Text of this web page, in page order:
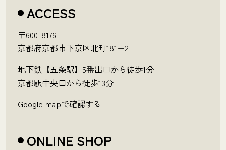
ACCESS
〒600-8176
京都府京都市下京区北町181−2
地下鉄【五条駅】5番出口から徒歩1分
京都駅中央口から徒歩13分
Google mapで確認する
ONLINE SHOP